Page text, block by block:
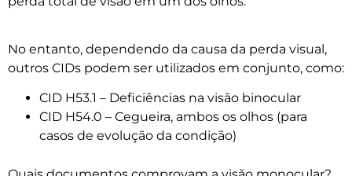
No entanto, dependendo da causa da perda visual,
outros CIDs podem ser utilizados em conjunto, como:
CID H53.1 – Deficiências na visão binocular
CID H54.0 – Cegueira, ambos os olhos (para
casos de evolução da condição)